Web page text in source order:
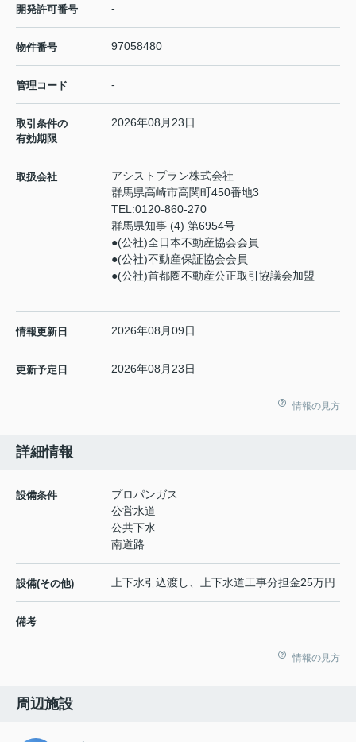
開発許可番号 -
物件番号 97058480
管理コード -
取引条件の
有効期限
2026年08月23日
取扱会社
アシストプラン株式会社
群馬県高崎市高関町450番地3
TEL:0120-860-270
群馬県知事 (4) 第6954号
●(公社)全日本不動産協会会員
●(公社)不動産保証協会会員
●(公社)首都圏不動産公正取引協議会加盟
情報更新日 2026年08月09日
更新予定日 2026年08月23日
情報の見方
詳細情報
設備条件
プロパンガス
公営水道
公共下水
南道路
設備(その他) 上下水引込渡し、上下水道工事分担金25万円
備考
情報の見方
周辺施設